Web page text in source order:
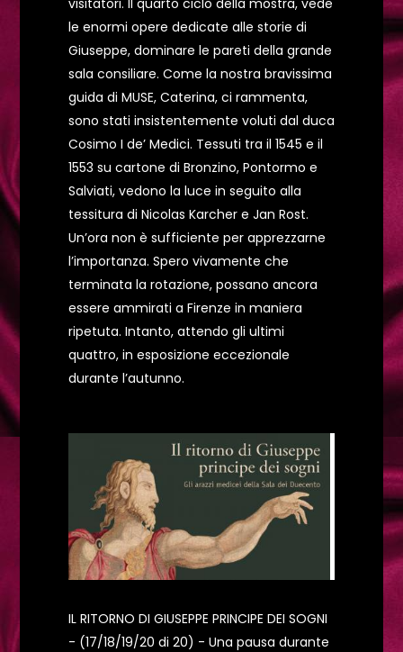
le enormi opere dedicate alle storie di
Giuseppe, dominare le pareti della grande
sala consiliare. Come la nostra bravissima
guida di MUSE, Caterina, ci rammenta,
sono stati insistentemente voluti dal duca
Cosimo I de’ Medici. Tessuti tra il 1545 e il
1553 su cartone di Bronzino, Pontormo e
Salviati, vedono la luce in seguito alla
tessitura di Nicolas Karcher e Jan Rost.
Un’ora non è sufficiente per apprezzarne
l’importanza. Spero vivamente che
terminata la rotazione, possano ancora
essere ammirati a Firenze in maniera
ripetuta. Intanto, attendo gli ultimi
quattro, in esposizione eccezionale
durante l’autunno.
IL RITORNO DI GIUSEPPE PRINCIPE DEI SOGNI
- (17/18/19/20 di 20) - Una pausa durante